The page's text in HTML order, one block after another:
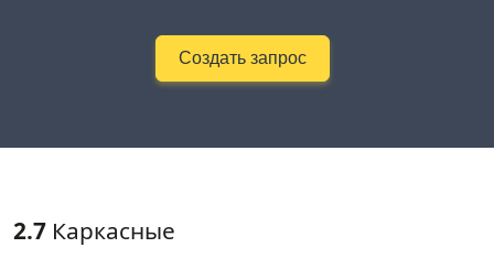
Создать запрос
2.7 Каркасные